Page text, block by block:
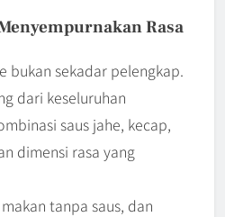
Rasa
bukan sekadar pelengkap.
dari keseluruhan
saus jahe, kecap,
dimensi rasa yang
tanpa saus, dan